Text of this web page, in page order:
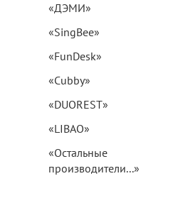
«ДЭМИ»
«SingBee»
«FunDesk»
«Cubby»
«DUOREST»
«LIBAO»
«Остальные
производители...»